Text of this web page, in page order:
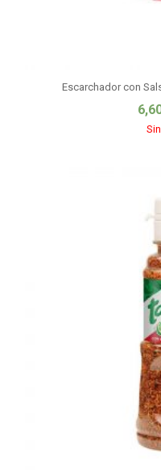
Escarchador con